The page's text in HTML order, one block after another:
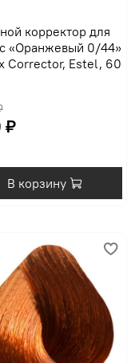
корректор для
«Оранжевый 0/44»
Corrector, Estel, 60
₽
В корзину